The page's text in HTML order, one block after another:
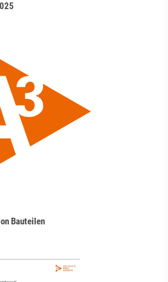
Bauteilen